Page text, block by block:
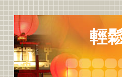
輕